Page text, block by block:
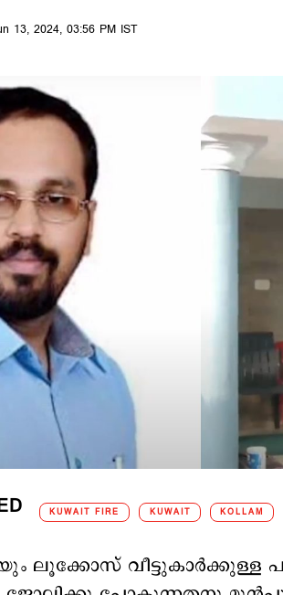
13, 2024, 03:56 PM IST
KUWAIT FIRE KUWAIT KOLLAM
ലൂക്കോസ്